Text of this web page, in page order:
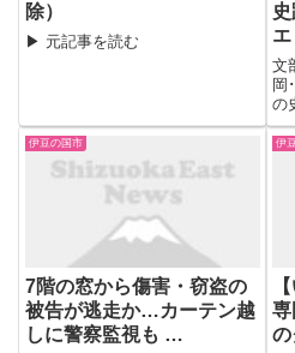
除）
▶ 元記事を読む
文
岡
の
リ
ま
伊豆の国市
7階の窓から傷害・窃盗の
被告が逃走か…カーテン越
しに警察監視も …
伊
専
の